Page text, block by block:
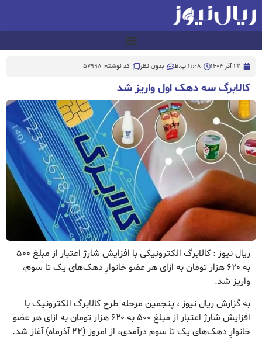
22 آذر 1404 11:08 ب.ظ بدون نظر کد نوشته: 57998
کالابرگ سه دهک اول واریز شد
ریال نیوز : کالابرگ الکترونیکی با افزایش شارژ اعتبار از مبلغ ۵۰۰
به ۶۲۰ هزار تومان به ازای هر عضو خانوارِ دهک‌های یک تا سوم،
واریز شد.
به گزارش ریال نیوز ، پنجمین مرحله طرح کالابرگ الکترونیک با
افزایش شارژ اعتبار از مبلغ ۵۰۰ به ۶۲۰ هزار تومان به ازای هر عضو
خانوارِ دهک‌های یک تا سوم درآمدی، از امروز (۲۲ آذرماه) آغاز شد.